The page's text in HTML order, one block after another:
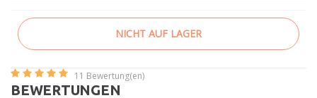
NICHT AUF LAGER
11 Bewertung(en)
BEWERTUNGEN